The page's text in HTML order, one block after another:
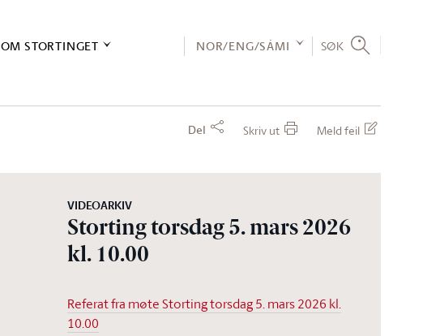
OM STORTINGET NOR/ENG/SÁMI SØK
Del Skriv ut Meld feil
VIDEOARKIV
Storting torsdag 5. mars 2026
kl. 10.00
Referat fra møte Storting torsdag 5. mars 2026 kl.
10.00